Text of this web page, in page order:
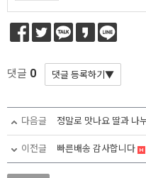
댓글 0
다음글 정말로 맛나요 딸과 나
이전글 빠른배송 감사합니다